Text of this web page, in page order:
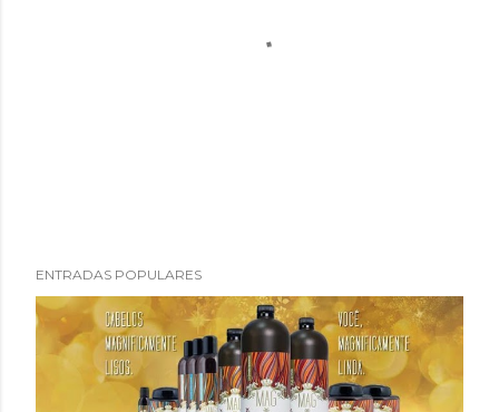
u
b
ENTRADAS POPULARES